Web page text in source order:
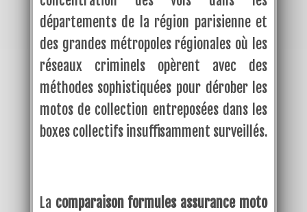
départements de la région parisienne et
des grandes métropoles régionales où les
réseaux criminels opèrent avec des
méthodes sophistiquées pour dérober les
motos de collection entreposées dans les
boxes collectifs insuffisamment surveillés.
La comparaison formules assurance moto